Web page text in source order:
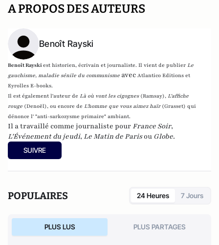
A PROPOS DES AUTEURS
Benoît Rayski
Benoît Rayskiest historien, écrivain et journaliste. Il vient de publier Le
gauchisme, maladie sénile du communisme avec Atlantico Editions et
Eyrolles E-books.
Il est également l'auteur de Là où vont les cigognes (Ramsay), L'affiche
rouge (Denoël), ou encore de L'homme que vous aimez haïr (Grasset) qui
dénonce l' "anti-sarkozysme primaire" ambiant.
Il a travaillé comme journaliste pour France Soir,
L'Événement du jeudi, Le Matin de Parisou Globe.
SUIVRE
POPULAIRES 24 Heures 7 Jours
PLUS LUS PLUS PARTAGES